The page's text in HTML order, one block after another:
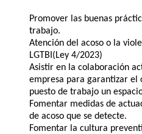
Promover las buenas
trabajo.
Atención del acoso o la
LGTBI(Ley 4/2023)
Asistir en la colaboración
empresa para garantizar el
puesto de trabajo un
Fomentar medidas de
de acoso que se detecte.
Fomentar la cultura